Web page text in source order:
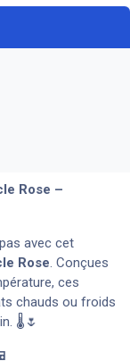
Rose –
avec cet
Rose. Conçues
ces
chauds ou froids
🌡️🌷